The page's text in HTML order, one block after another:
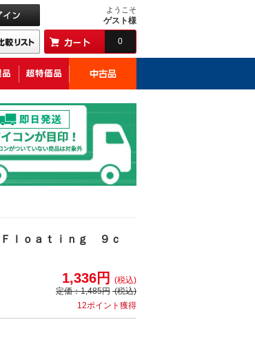
ようこそ
ゲスト様
0
ｌｏａｔｉｎｇ ９ｃ
1,336円
(税込)
定価：1,485円 (税込)
12ポイント獲得